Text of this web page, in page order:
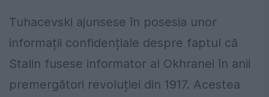
Tuhacevski ajunsese în posesia unor
informații confidențiale despre faptul că
Stalin fusese informator al Okhranei în anii
premergători revoluției din 1917. Acestea